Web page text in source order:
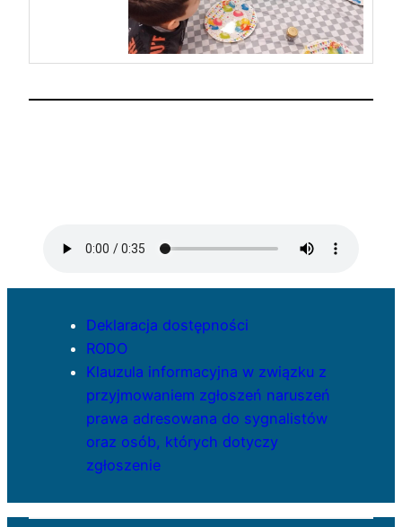
Deklaracja dostępności
RODO
Klauzula informacyjna w związku z
przyjmowaniem zgłoszeń naruszeń
prawa adresowana do sygnalistów
oraz osób, których dotyczy
zgłoszenie